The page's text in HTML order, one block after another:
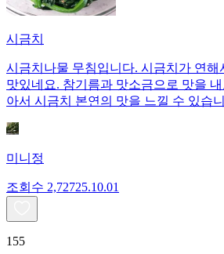
시금치
시금치나물 무침입니다. 시금치가 연해
맛있네요. 참기름과 맛소금으로 맛을
아서 시금치 본연의 맛을 느낄 수 있습
미니정
조회수 2,72725.10.01
155